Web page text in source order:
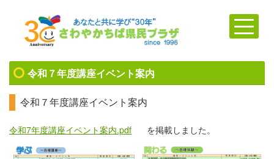
令和７年度講座イベント案内
令和７年度講座イベント案内
令和7年度講座イベント案内.pdf を掲載しました。